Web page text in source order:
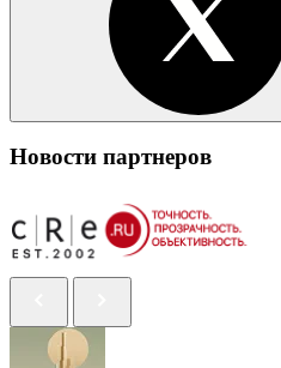
Новости партнеров